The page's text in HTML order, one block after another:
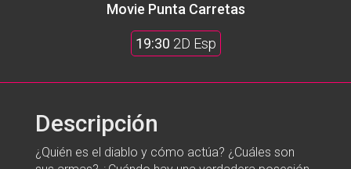
Movie Punta Carretas
19:30 2D Esp
Descripción
¿Quién es el diablo y cómo actúa? ¿Cuáles son